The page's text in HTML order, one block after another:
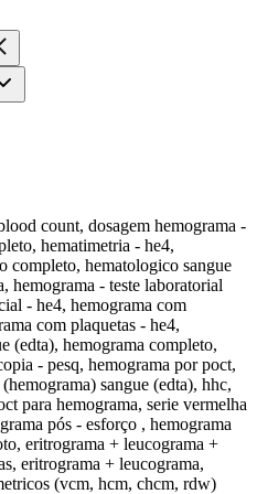
count, dosagem hemograma -
hematimetria - he4,
completo, hematologico sangue
hemograma - teste laboratorial
- he4, hemograma com
com plaquetas - he4,
(edta), hemograma completo,
- pesq, hemograma por poct,
sangue (edta), hhc,
para hemograma, serie vermelha
pós - esforço , hemograma
eritrograma + leucograma +
eritrograma + leucograma,
(vcm, hcm, chcm, rdw)